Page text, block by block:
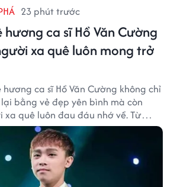
23 phút trước
ca sĩ Hồ Văn Cường
xa quê luôn mong trở
ca sĩ Hồ Văn Cường không chỉ
bằng vẻ đẹp yên bình mà còn
xa quê luôn đau đáu nhớ về. Từ
đến tình người mộc mạc, tất cả tạo
của vùng đất sen hồng.